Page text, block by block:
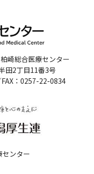
崎総合医療センター
田2丁目11番3号
：0257-22-0834
ンター